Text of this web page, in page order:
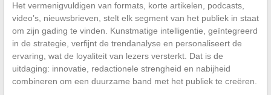
Het vermenigvuldigen van formats, korte artikelen, podcasts,
video’s, nieuwsbrieven, stelt elk segment van het publiek in staat
om zijn gading te vinden. Kunstmatige intelligentie, geïntegreerd
in de strategie, verfijnt de trendanalyse en personaliseert de
ervaring, wat de loyaliteit van lezers versterkt. Dat is de
uitdaging: innovatie, redactionele strengheid en nabijheid
combineren om een duurzame band met het publiek te creëren.